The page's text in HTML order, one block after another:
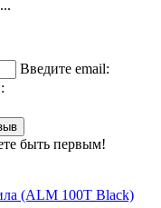
Введите email:
быть первым!